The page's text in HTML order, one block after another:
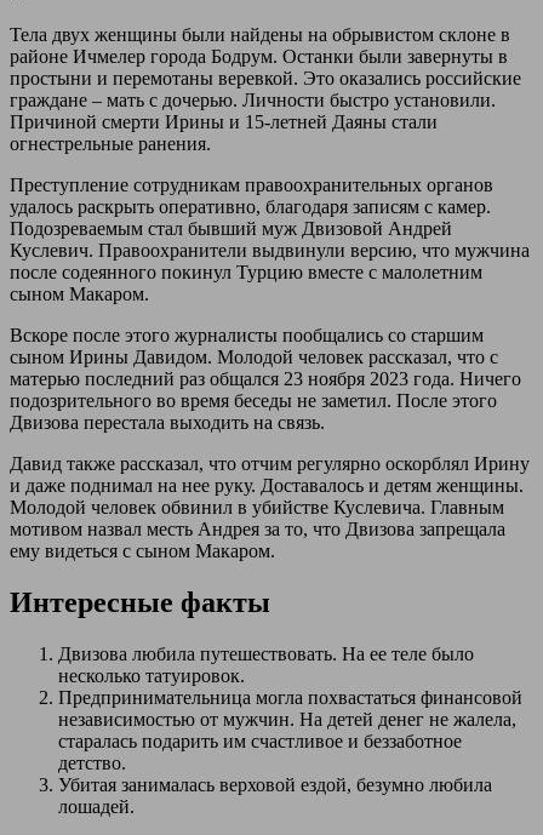
Тела двух женщины были найдены на обрывистом склоне в
районе Ичмелер города Бодрум. Останки были завернуты в
простыни и перемотаны веревкой. Это оказались российские
граждане – мать с дочерью. Личности быстро установили.
Причиной смерти Ирины и 15-летней Даяны стали
огнестрельные ранения.
Преступление сотрудникам правоохранительных органов
удалось раскрыть оперативно, благодаря записям с камер.
Подозреваемым стал бывший муж Двизовой Андрей
Куслевич. Правоохранители выдвинули версию, что мужчина
после содеянного покинул Турцию вместе с малолетним
сыном Макаром.
Вскоре после этого журналисты пообщались со старшим
сыном Ирины Давидом. Молодой человек рассказал, что с
матерью последний раз общался 23 ноября 2023 года. Ничего
подозрительного во время беседы не заметил. После этого
Двизова перестала выходить на связь.
Давид также рассказал, что отчим регулярно оскорблял Ирину
и даже поднимал на нее руку. Доставалось и детям женщины.
Молодой человек обвинил в убийстве Куслевича. Главным
мотивом назвал месть Андрея за то, что Двизова запрещала
ему видеться с сыном Макаром.
Интересные факты
Двизова любила путешествовать. На ее теле было
несколько татуировок.
Предпринимательница могла похвастаться финансовой
независимостью от мужчин. На детей денег не жалела,
старалась подарить им счастливое и беззаботное
детство.
Убитая занималась верховой ездой, безумно любила
лошадей.